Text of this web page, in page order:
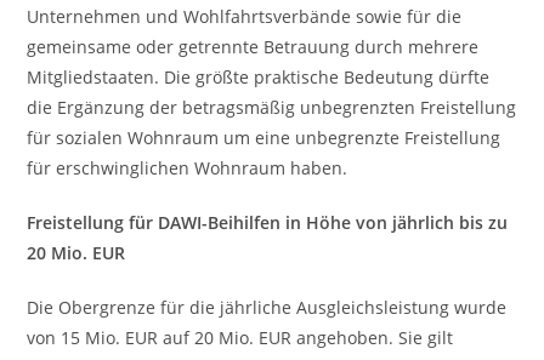
Unternehmen und Wohlfahrtsverbände sowie für die
gemeinsame oder getrennte Betrauung durch mehrere
Mitgliedstaaten. Die größte praktische Bedeutung dürfte
die Ergänzung der betragsmäßig unbegrenzten Freistellung
für sozialen Wohnraum um eine unbegrenzte Freistellung
für erschwinglichen Wohnraum haben.
Freistellung für DAWI-Beihilfen in Höhe von jährlich bis zu
20 Mio. EUR
Die Obergrenze für die jährliche Ausgleichsleistung wurde
von 15 Mio. EUR auf 20 Mio. EUR angehoben. Sie gilt